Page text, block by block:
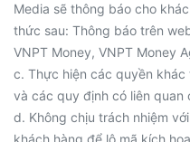
Media sẽ thông báo cho
thức sau: Thông báo trên
VNPT Money, VNPT Money
c. Thực hiện các quyền
và các quy định có liên quan
d. Không chịu trách nhiệm
khách hàng để lộ mã kích